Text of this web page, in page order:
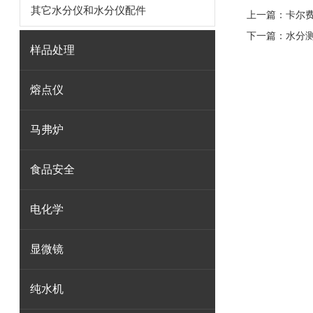
其它水分仪和水分仪配件
样品处理
熔点仪
马弗炉
食品安全
电化学
显微镜
纯水机
上一篇： 卡尔
下一篇： 水分